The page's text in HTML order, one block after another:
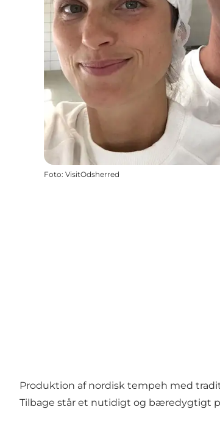
Foto: VisitOdsherred
Produktion af nordisk tempeh med
Tilbage står et nutidigt og bæredygtigt